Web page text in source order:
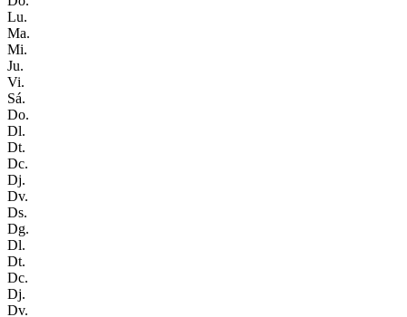
Lu.
Ma.
Mi.
Ju.
Vi.
Sá.
Do.
Dl.
Dt.
Dc.
Dj.
Dv.
Ds.
Dg.
Dl.
Dt.
Dc.
Dj.
Dv.